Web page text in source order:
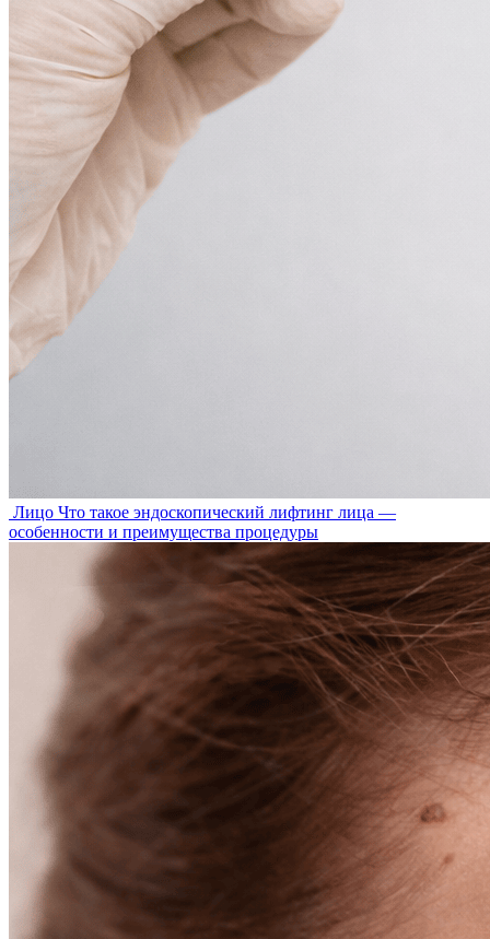
Лицо Что такое эндоскопический лифтинг лица —
особенности и преимущества процедуры